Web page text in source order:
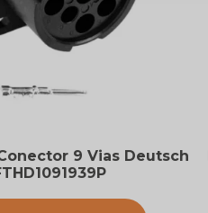
9 Vias Deutsch